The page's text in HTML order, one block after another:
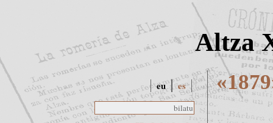
Altza
eu es